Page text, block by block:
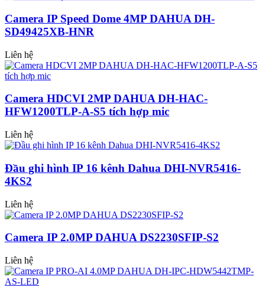
Camera IP Speed Dome 4MP DAHUA DH-
SD49425XB-HNR
Liên hệ
Camera HDCVI 2MP DAHUA DH-HAC-
HFW1200TLP-A-S5 tích hợp mic
Liên hệ
Đầu ghi hình IP 16 kênh Dahua DHI-NVR5416-
4KS2
Liên hệ
Camera IP 2.0MP DAHUA DS2230SFIP-S2
Liên hệ